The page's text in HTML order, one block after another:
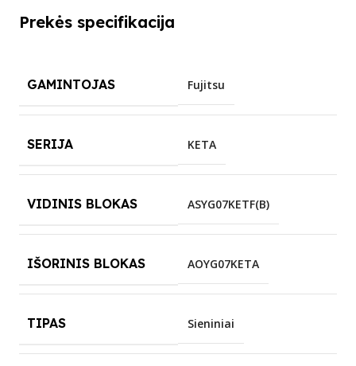
Prekės specifikacija
GAMINTOJAS Fujitsu
SERIJA KETA
VIDINIS BLOKAS ASYG07KETF(B)
IŠORINIS BLOKAS AOYG07KETA
TIPAS Sieniniai